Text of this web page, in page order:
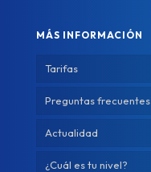
MÁS INFORMACIÓN
Tarifas
Preguntas frecuentes
Actualidad
¿Cuál es tu nivel?